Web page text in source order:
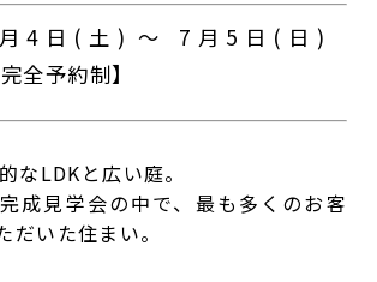
4日(土) ～ 7月5日(日)
完全予約制】
なLDKと広い庭。
成見学会の中で、最も多くのお客
だいた住まい。